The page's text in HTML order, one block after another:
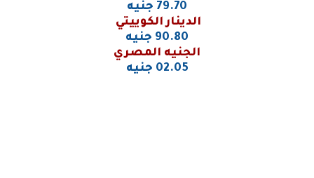
79.70 جنيه
الدينار الكوييتي
90.80 جنيه
الجنيه المصري
02.05 جنيه